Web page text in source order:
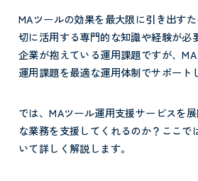
MAツールの効果を最大限に引き出す
切に活用する専門的な知識や経験が必
企業が抱えている運用課題ですが、
運用課題を最適な運用体制でサポート
では、MAツール運用支援サービスを
な業務を支援してくれるのか？ここ
いて詳しく解説します。